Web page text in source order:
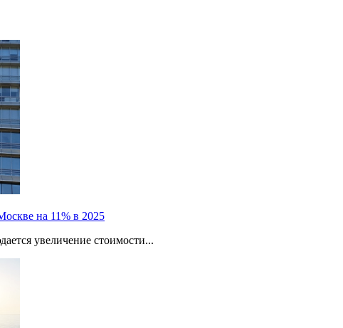
на 11% в 2025
увеличение стоимости...